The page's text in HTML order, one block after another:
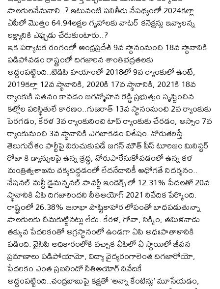
పాలకులనేమనాలి..? ఇటువంటి పనితీరు నేపథ్యంలో 2024కల్లా
ఏపీలో మొత్తం 64.94లక్షల గృహాలకు వాటర్ కనెక్షన్లు ఇవ్వాలన్న
లక్ష్యానికి ఎప్పుడు చేరుకుంటారు..?
ఇక పర్యాటక రంగంలో ఆంధ్రప్రదేశ్ 9వ స్థానంనుంచి 18వ స్థానానికి
పడిపోవడం రాష్ట్రంలో దిగజారిన శాంతిభద్రతలకు
అద్దంపట్టింది..టిడిపి హయాంలో 2018లో 9వ ర్యాంకులో ఉంటే,
2019కల్లా 12వ స్థానానికి, 2020కి 17వ స్థానానికి, 2021కి 18వ
ర్యాంకుకి పతనం కావడం జగన్మోహన రెడ్డి ప్రభుత్వం సృష్టించిన
కల్లోల పరిస్థితులే కారణం..గుజరాత్ 13వ స్థానంనుంచి 2వ ర్యాంకుకు
పెరగడం, కేరళ 3వ ర్యాంకునించి టాప్ ర్యాంకుకు చేరడం, అస్సాం 7వ
ర్యాంకునుంచి 3వ స్థానానికి ఎగబాకడం విశేషం. నోరుతెరిస్తే
తెలుగుదేశం పార్టీపై విరుచుకుపడే జగన్ మౌత్ పీస్ టూరిజం మినిస్టర్
రోజా కి డ్యాన్సులపై ఉన్న శ్రద్ధ, నోరుపారేసుకోవడంలో ఉన్న కళ
మంత్రిత్వశాఖను చక్కదిద్దడంలో లేదనేదానికీ అధోగతే నిదర్శనం..
నేషనల్ మల్టీ డైమన్షనల్ పావర్టీ ఇండెక్స్ లో 12.31% పేదలతో 20వ
స్థానానికి ఏపి దిగజారిందని నీతిఅయోగ్ 2021 నివేదిక పేర్కొంది.
రాష్ట్రంలో 26.38% జనాభా పౌష్టికాహార లోపంతో బాధపడుతున్నా
పాలకులకు చీమకుట్టినట్లు లేదు. కేరళ, గోవా, సిక్కిం, తమిళనాడు
తక్కువ పేదరికంతో అగ్రస్థానంలో ఉండగా ఏపి అధఃపాతాళానికి
పడింది. వైసిపి అధికారంలోకి వచ్చాక ఏపిలో ఏ స్థాయిలో జీవన
ప్రమాణాలు పడిపోయామో, విద్యా వైద్యరంగాలెంత దిగజారోయో,
పేదరికం ఎంత ప్రబలిందో నీతిఅయోగ్ నివేదికే
అద్దంపట్టింది..చంద్రబాబుపై కక్షతో ‘అన్నా కేంటిన్లు’ మూసేయడం,